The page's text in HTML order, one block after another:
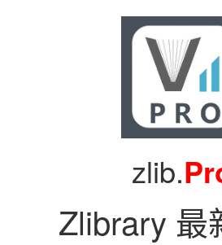
zlib.
Zlibrary 最